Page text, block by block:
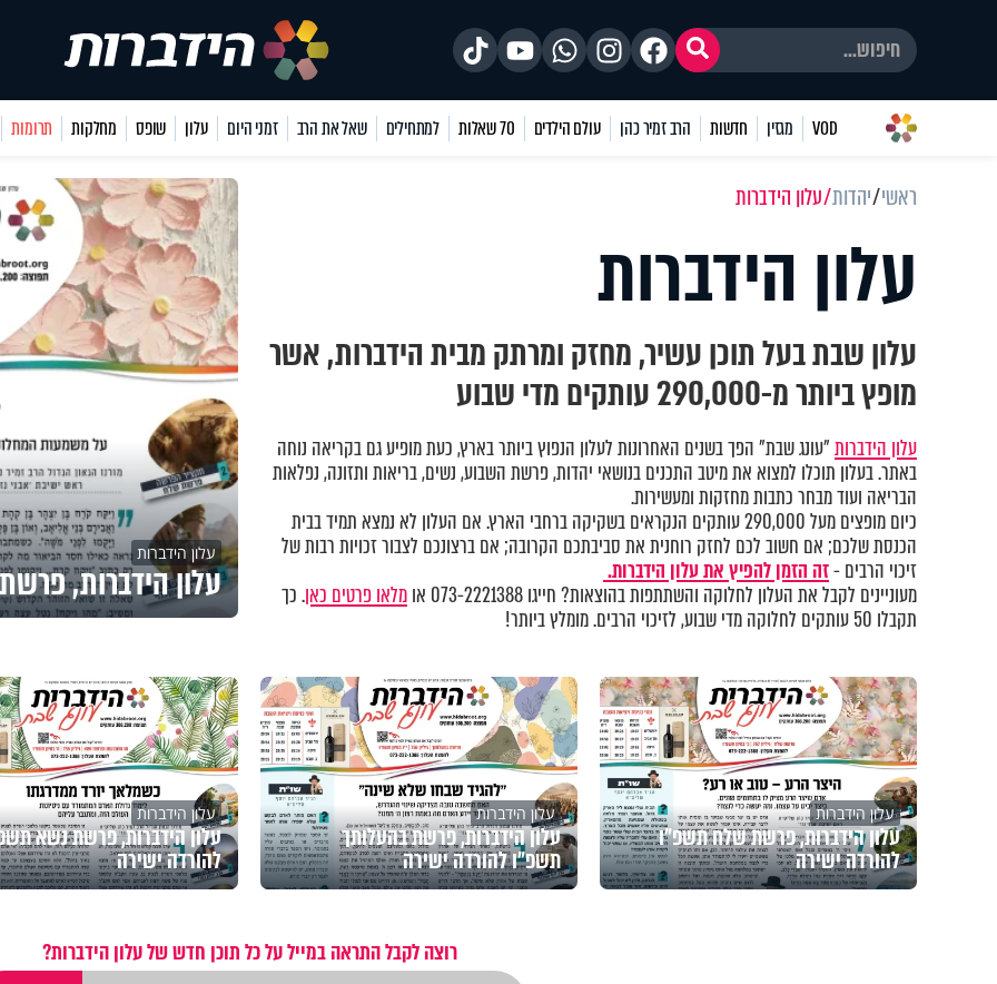
VOD מגזין חדשות הרב זמיר כהן עולם הילדים 70 שאלות למתחילים שאל את הרב זמני היום עלון שופס מחלקות תרומות
ראשי יהדות עלון הידברות
עלון הידברות
עלון שבת בעל תוכן עשיר, מחזק ומרתק מבית הידברות, אשר
מופץ ביותר מ-290,000 עותקים מדי שבוע
עלון הידברות"עונג שבת" הפך בשנים האחרונות לעלון הנפוץ ביותר בארץ, כעת מופיע גם בקריאה נוחה
באתר. בעלון תוכלו למצוא את מיטב התכנים בנושאי יהדות, פרשת השבוע, נשים, בריאות ותזונה, נפלאות
הבריאה ועוד מבחר כתבות מחזקות ומעשירות.
כיום מופצים מעל 290,000 עותקים הנקראים בשקיקה ברחבי הארץ. אם העלון לא נמצא תמיד בבית
הכנסת שלכם; אם חשוב לכם לחזק רוחנית את סביבתכם הקרובה; אם ברצונכם לצבור זכויות רבות של
זיכוי הרבים -זה הזמן להפיץ את עלון הידברות.
מעוניינים לקבל את העלון לחלוקה והשתתפות בהוצאות? חייגו 073-2221388 או
מלאו פרטים כאן. כך
תקבלו 50 עותקים לחלוקה מדי שבוע, לזיכוי הרבים. מומלץ ביותר!
עלון הידברות
עלון הידברות,
עלון הידברות
עלון הידברות, פרשת שלח תשפ"ו
להורדה ישירה
עלון הידברות
עלון הידברות, פרשת בהעלותך
תשפ"ו להורדה ישירה
עלון הידברות
עלון הידברות, פרשת נשא
להורדה ישירה
רוצה לקבל התראה במייל על כל תוכן חדש של עלון הידברות?